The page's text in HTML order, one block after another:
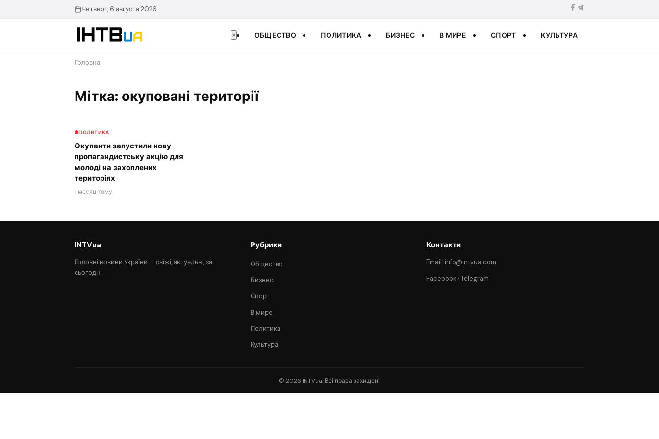
Четверг, 6 августа 2026
× ОБЩЕСТВО ПОЛИТИКА БИЗНЕС В МИРЕ СПОРТ КУЛЬТУРА
Головна
Мітка: окуповані території
ПОЛИТИКА
Окупанти запустили нову
пропагандистську акцію для
молоді на захоплених
територіях
1 месяц тому
INTVua
Головні новини України — свіжі, актуальні, за
сьогодні.
Рубрики
Общество
Бизнес
Спорт
В мире
Политика
Культура
Контакти
Email: info@intvua.com
Facebook ·Telegram
© 2026 INTVua. Всі права захищені.